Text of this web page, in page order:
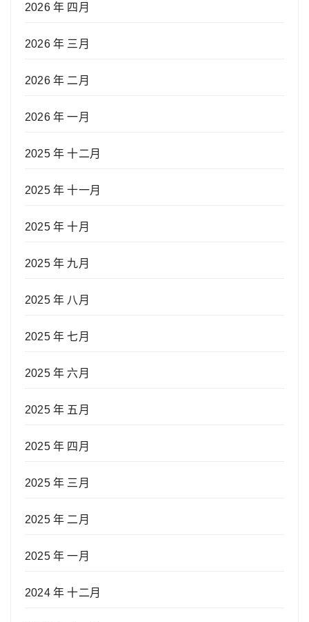
2026 年 四月
2026 年 三月
2026 年 二月
2026 年 一月
2025 年 十二月
2025 年 十一月
2025 年 十月
2025 年 九月
2025 年 八月
2025 年 七月
2025 年 六月
2025 年 五月
2025 年 四月
2025 年 三月
2025 年 二月
2025 年 一月
2024 年 十二月